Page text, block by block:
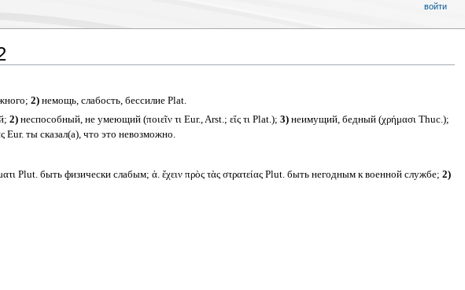
2)немощь, слабость, бессилие Plat.
2)неспособный, не умеющий (ποιεῖν τι Eur., Arst.; εἴς τι Plat.); 3)неимущий, бедный (χρήμασι Thuc.);
ты сказал(а), что это невозможно.
Plut. быть физически слабым; ἀ. ἔχειν πρὸς τὰς στρατείας Plut. быть негодным к военной службе; 2)
войти